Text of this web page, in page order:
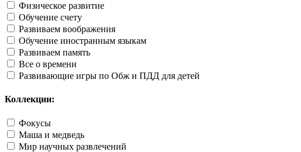
Физическое развитие
Обучение счету
Развиваем воображения
Обучение иностранным языкам
Развиваем память
Все о времени
Развивающие игры по Обж и ПДД для детей
Коллекции:
Фокусы
Маша и медведь
Мир научных развлечений